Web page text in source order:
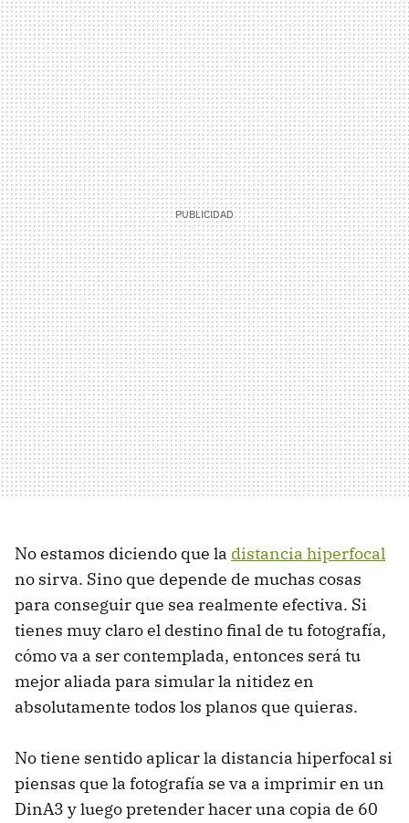
No estamos diciendo que la distancia hiperfocal
no sirva. Sino que depende de muchas cosas
para conseguir que sea realmente efectiva. Si
tienes muy claro el destino final de tu fotografía,
cómo va a ser contemplada, entonces será tu
mejor aliada para simular la nitidez en
absolutamente todos los planos que quieras.
No tiene sentido aplicar la distancia hiperfocal si
piensas que la fotografía se va a imprimir en un
DinA3 y luego pretender hacer una copia de 60